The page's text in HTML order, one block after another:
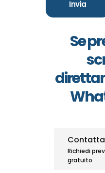
Se
Richiedi
gratuito